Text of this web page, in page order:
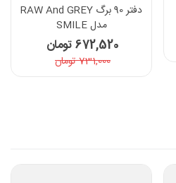
دفتر 90 برگ RAW And GREY
مدل SMILE
672,520 تومان
731,000 تومان